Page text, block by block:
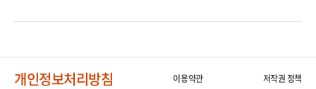
개인정보처리방침 이용약관 저작권 정책